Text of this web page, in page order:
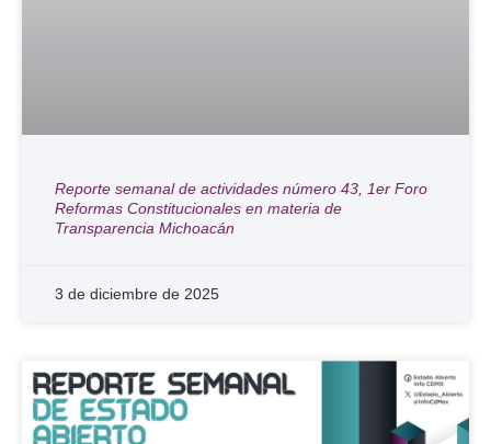
Reporte semanal de actividades número 43, 1er Foro
Reformas Constitucionales en materia de
Transparencia Michoacán
3 de diciembre de 2025